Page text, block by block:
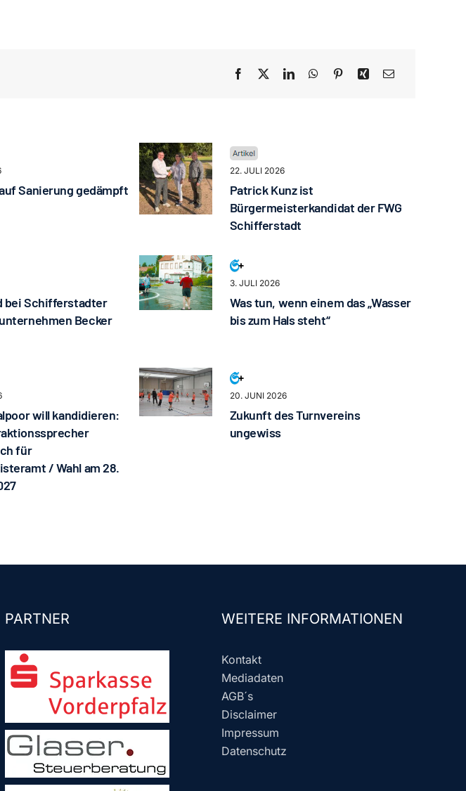
Sanierung gedämpft
22. JULI 2026
Patrick Kunz ist
Bürgermeisterkandidat der FWG
Schifferstadt
bei Schifferstadter
Becker
3. JULI 2026
Was tun, wenn einem das „Wasser
bis zum Hals steht“
will kandidieren:
für
/ Wahl am 28.
20. JUNI 2026
Zukunft des Turnvereins
ungewiss
PARTNER WEITERE INFORMATIONEN
Kontakt
Mediadaten
AGB´s
Disclaimer
Impressum
Datenschutz